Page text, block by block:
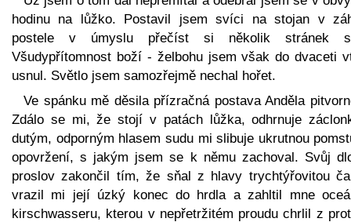
hodinu na lůžko. Postavil jsem svíci na stojan v
postele v úmyslu přečíst si několik stránek
Všudypřítomnost boží - želbohu jsem však do dvaceti
usnul. Světlo jsem samozřejmě nechal hořet.
Ve spánku mě děsila přízračná postava Anděla
Zdálo se mi, že stojí v patách lůžka, odhrnuje
dutým, odporným hlasem sudu mi slibuje ukrutnou
opovržení, s jakým jsem se k němu zachoval. Svůj
proslov zakončil tím, že sňal z hlavy trychtýřovitou
vrazil mi její úzký konec do hrdla a zahltil mne
kirschwasseru, kterou v nepřetržitém proudu chrlil z